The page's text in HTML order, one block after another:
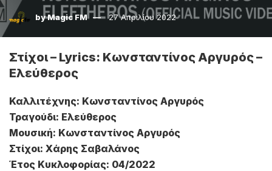
byMagic FM 27 Απριλίου 2022
Στίχοι – Lyrics: Κωνσταντίνος Αργυρός –
Ελεύθερος
Καλλιτέχνης: Κωνσταντίνος Αργυρός
Τραγούδι: Ελεύθερος
Μουσική: Κωνσταντίνος Αργυρός
Στίχοι: Χάρης Σαβαλάνος
Έτος Κυκλοφορίας: 04/2022